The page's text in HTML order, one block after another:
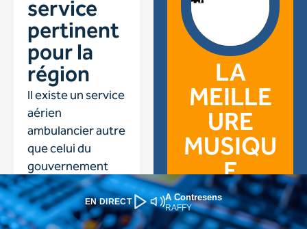
EN DIRECT A Contresens
RAFFY